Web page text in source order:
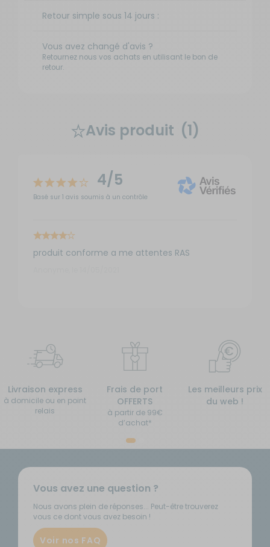
Retour simple sous 14 jours :
Vous avez changé d'avis ?
Retournez nous vos achats en utilisant le bon de
retour.
Avis produit (1)
4/5
Basé sur 1 avis soumis à un contrôle
produit conforme a me attentes RAS
Livraison express
à domicile ou en point
relais
Frais de port
OFFERTS
à partir de 99€
d’achat*
Les meilleurs prix
du web !
Vous avez une question ?
Nous avons plein de réponses... Peut-être trouverez
vous ce dont vous avez besoin !
Voir nos FAQ